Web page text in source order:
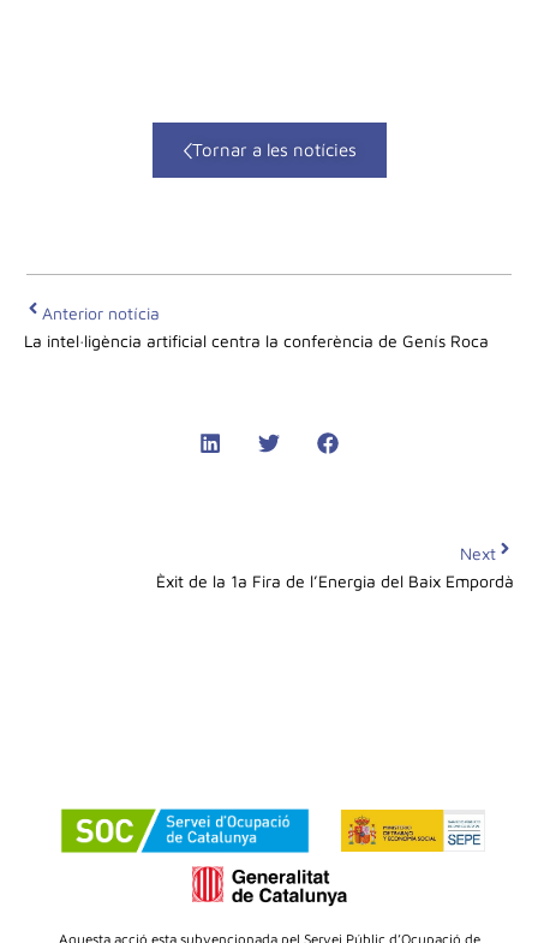
Tornar a les notícies
Anterior notícia
La intel·ligència artificial centra la conferència de Genís Roca
Next
Èxit de la 1a Fira de l’Energia del Baix Empordà
Aquesta acció esta subvencionada pel Servei Públic d’Ocupació de